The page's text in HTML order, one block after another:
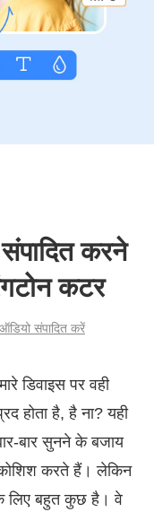
करने
कटर
ऑडियो संपादित करें
डिवाइस पर वही
होता है, है ना? यही
बार सुनने के बजाय
करते हैं। लेकिन
लिए बहुत कुछ है। वे